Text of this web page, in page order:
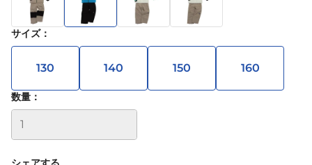
サイズ：
130 140 150 160
数量：